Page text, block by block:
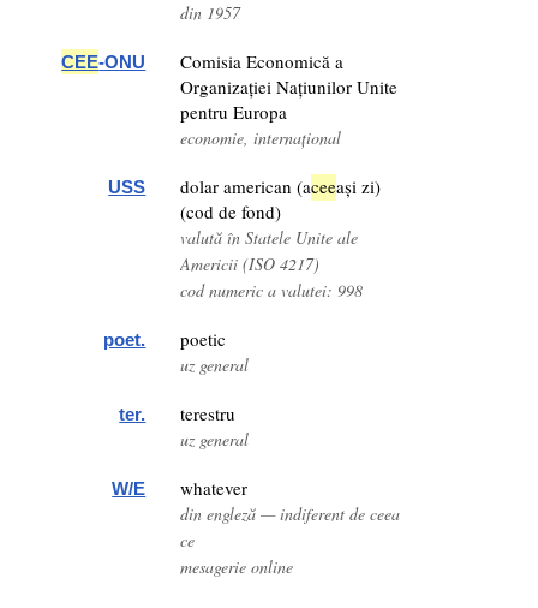
din 1957
CEE-ONU
Comisia Economică a
Organizației Națiunilor Unite
pentru Europa
economie, internațional
USS dolar american (aceeași zi)
(cod de fond)
valută în Statele Unite ale
Americii (ISO 4217)
cod numeric a valutei: 998
poet. poetic
uz general
ter. terestru
uz general
W/E whatever
din engleză — indiferent de ceea
ce
mesagerie online